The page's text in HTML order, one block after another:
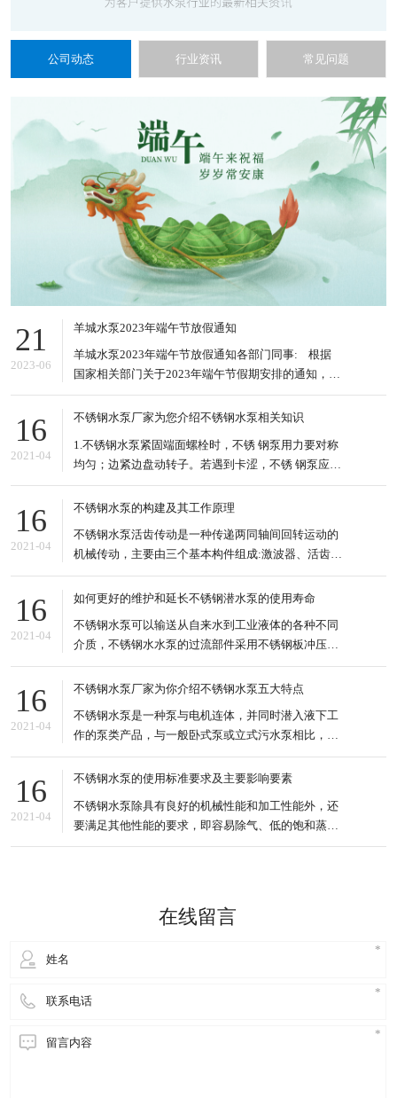
公司动态 行业资讯 常见问题
21
2023-06
羊城水泵2023年端午节放假通知
羊城水泵2023年端午节放假通知各部门同事: 根据
国家相关部门关于2023年端午节假期安排的通知，结
合本公司的实际情况，现将2023年端午节放假的有关
事项安排如下: 1、2023年6月22日到6月24日放假，
16
2021-04
不锈钢水泵厂家为您介绍不锈钢水泵相关知识
1.不锈钢水泵紧固端面螺栓时，不锈 钢泵用力要对称
均匀；边紧边盘动转子。若遇到卡涩，不锈 钢泵应松
掉螺栓重新紧。 2.电泵泵驱动轴不能承受任何径向垂
直力，皮带、链条、齿轮等侧向驱动方式禁止使用。
链式联 轴器。 4.齿轮油度要够,不要时间长了,泵的底
16
2021-04
不锈钢水泵的构建及其工作原理
不锈钢水泵活齿传动是一种传递两同轴间回转运动的
机械传动，主要由三个基本构件组成:激波器、活齿轮
和中心轮:国内外有关活齿传动的文献，已经开发出来
的活齿减速器有推杆活齿针轮减速机、变速传动轴承
速机、摆动活齿减速机等 套筒活齿传动的滚道式减速
器是一种新型的活
16
2021-04
如何更好的维护和延长不锈钢潜水泵的使用寿命
不锈钢水泵可以输送从自来水到工业液体的各种不同
介质，不锈钢水水泵的过流部件采用不锈钢板冲压工
艺，适应于不同温度、流量和压力范围，不锈钢水水
泵适用于无腐蚀性或轻腐蚀性液体，可输送液体较高
液体也很多，可以是污水、酸碱液、悬浮液、强腐蚀
性等多种不同的介质
16
2021-04
不锈钢水泵厂家为你介绍不锈钢水泵五大特点
不锈钢水泵是一种泵与电机连体，并同时潜入液下工
作的泵类产品，与一般卧式泵或立式污水泵相比，不
锈钢水泵明显具有以下5个方面的特点。 特点分析 1.
结构紧凑、占地面积小。水排污泵由于潜入液下工
房用来安装泵及机，可以节省大量的土地及基建费
用。 2.安装维修方
16
2021-04
不锈钢水泵的使用标准要求及主要影响要素
不锈钢水泵除具有良好的机械性能和加工性能外，还
要满足其他性能的要求，即容易除气、低的饱和蒸气
压、一定的化学稳定性、一定的纯度和清洁度、合适
类产品对环境的要求是在线留言